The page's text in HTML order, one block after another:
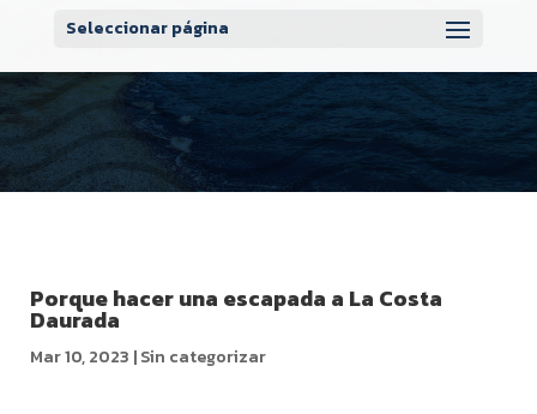
Seleccionar página
Porque hacer una escapada a La Costa
Daurada
Mar 10, 2023 |Sin categorizar